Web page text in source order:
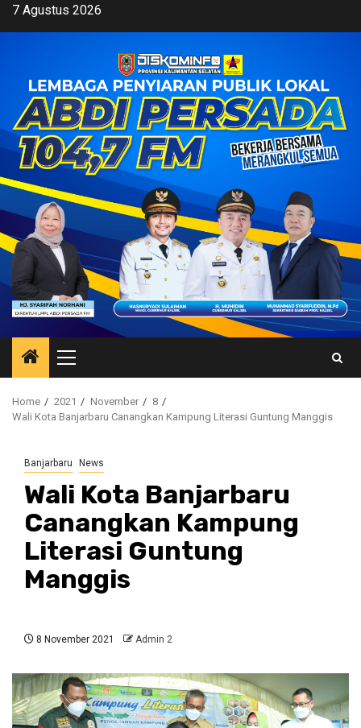
Skip7 Agustus 2026
Primary
Menu
Home 2021 November
8
Wali Kota Banjarbaru Canangkan Kampung Literasi Guntung Manggis
Banjarbaru News
Wali Kota Banjarbaru
Canangkan Kampung
Literasi Guntung
Manggis
8 November 2021 Admin 2